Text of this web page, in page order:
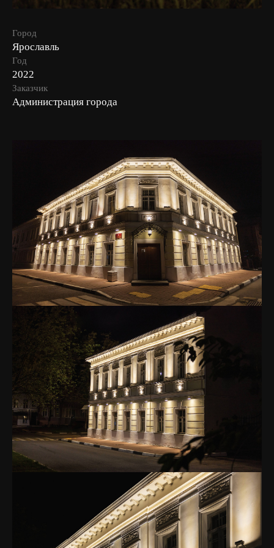
Город
Ярославль
Год
2022
Заказчик
Администрация города